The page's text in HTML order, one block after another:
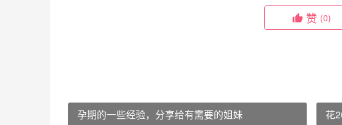
赞 (0)
孕期的一些经验，分享给有需要的姐妹 花